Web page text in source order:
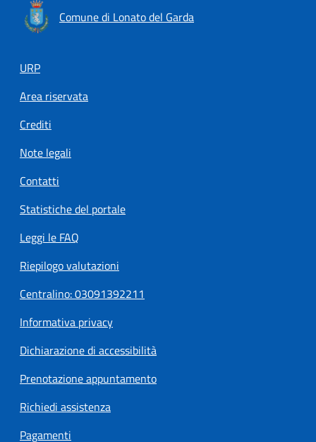
Comune di Lonato del Garda
Footer menu
URP
Area riservata
Crediti
Note legali
Contatti
Statistiche del portale
Leggi le FAQ
Riepilogo valutazioni
Centralino: 03091392211
Informativa privacy
Dichiarazione di accessibilità
Prenotazione appuntamento
Richiedi assistenza
Pagamenti